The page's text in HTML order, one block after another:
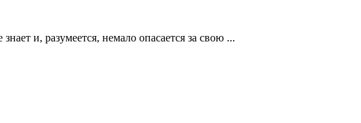
и, разумеется, немало опасается за свою ...